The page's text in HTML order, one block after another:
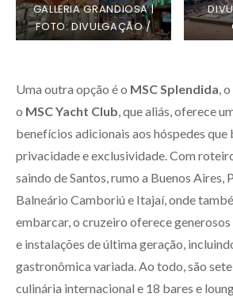
GALLERIA GRANDIOSA |
FOTO: DIVULGAÇÃO /
MSC CRUZEIROS
Uma outra opção é o MSC Splendida,
o MSC Yacht Club, que aliás, oferece
benefícios adicionais aos hóspedes que
privacidade e exclusividade. Com
saindo de Santos, rumo a Buenos Aires,
Balneário Camboriú e Itajaí, onde
embarcar, o cruzeiro oferece
e instalações de última geração,
gastronômica variada. Ao todo, são
culinária internacional e 18 bares e